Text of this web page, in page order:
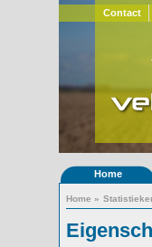
Contact
Home
Home »